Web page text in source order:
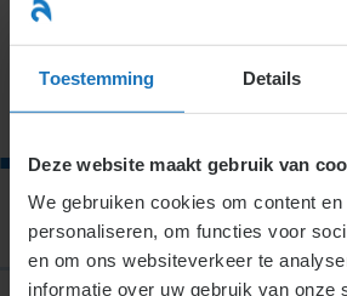
Toestemming Details
Deze website maakt gebruik van
We gebruiken cookies om content
personaliseren, om functies voor
en om ons websiteverkeer te
informatie over uw gebruik van onze
naar
inhoud